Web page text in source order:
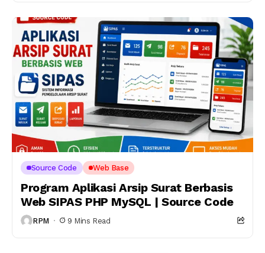
Source Code Web Base
Program Aplikasi Arsip Surat Berbasis
Web SIPAS PHP MySQL | Source Code
RPM 9 Mins Read